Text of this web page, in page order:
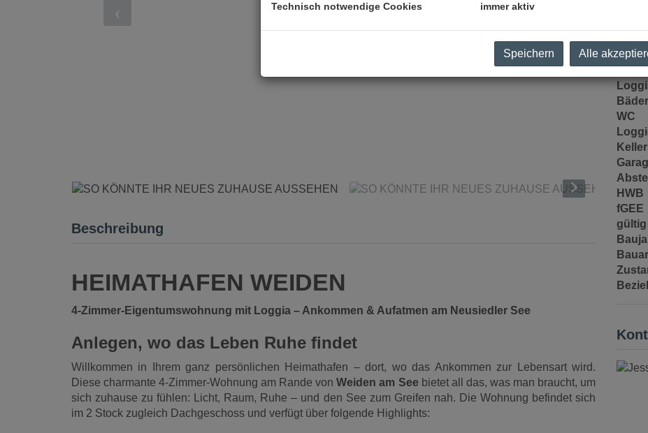
Beschreibung
HEIMATHAFEN WEIDEN
4-Zimmer-Eigentumswohnung mit Loggia – Ankommen & Aufatmen am Neusiedler See
Anlegen, wo das Leben Ruhe findet
Willkommen in Ihrem ganz persönlichen Heimathafen – dort, wo das Ankommen zur Lebensart wird.
Diese charmante 4-Zimmer-Wohnung am Rande vonWeiden am Seebietet all das, was man braucht, um
sich zuhause zu fühlen: Licht, Raum, Ruhe – und den See zum Greifen nah. Die Wohnung befindet sich
im 2 Stock zugleich Dachgeschoss und verfügt über folgende Highlights:
Bäder
WC
Keller
HWB
fGEE
gültig
Technisch notwendige Cookies immer aktiv
Speichern Alle